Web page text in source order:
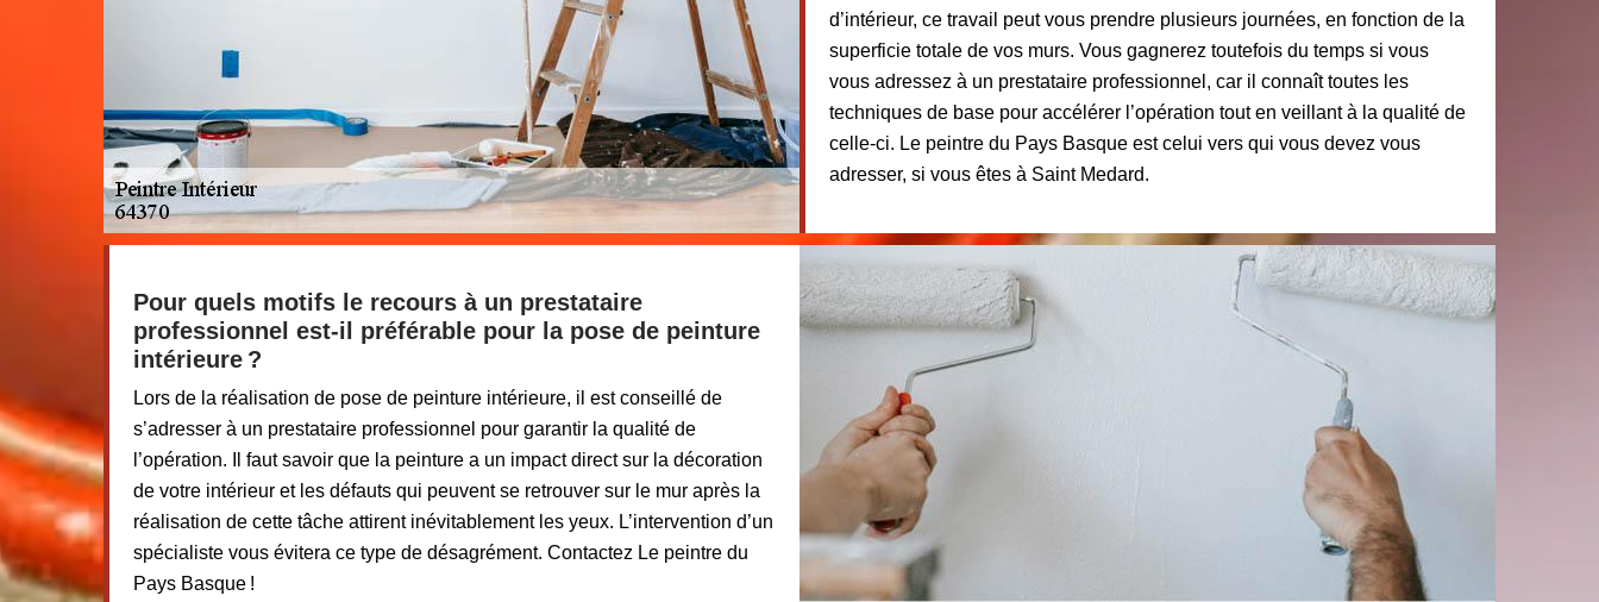
d’intérieur, ce travail peut vous prendre plusieurs journées, en fonction de la
superficie totale de vos murs. Vous gagnerez toutefois du temps si vous
vous adressez à un prestataire professionnel, car il connaît toutes les
techniques de base pour accélérer l’opération tout en veillant à la qualité de
celle-ci. Le peintre du Pays Basque est celui vers qui vous devez vous
adresser, si vous êtes à Saint Medard.
Pour quels motifs le recours à un prestataire
professionnel est-il préférable pour la pose de peinture
intérieure ?
Lors de la réalisation de pose de peinture intérieure, il est conseillé de
s’adresser à un prestataire professionnel pour garantir la qualité de
l’opération. Il faut savoir que la peinture a un impact direct sur la décoration
de votre intérieur et les défauts qui peuvent se retrouver sur le mur après la
réalisation de cette tâche attirent inévitablement les yeux. L’intervention d’un
spécialiste vous évitera ce type de désagrément. Contactez Le peintre du
Pays Basque !